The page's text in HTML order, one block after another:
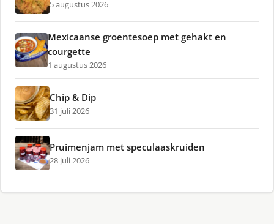
5 augustus 2026
Mexicaanse groentesoep met gehakt en
courgette
1 augustus 2026
Chip & Dip
31 juli 2026
Pruimenjam met speculaaskruiden
28 juli 2026